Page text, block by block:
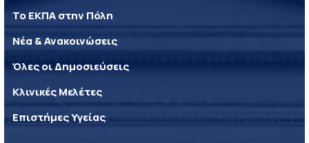
Το ΕΚΠΑ στην Πόλη
Νέα & Ανακοινώσεις
Όλες οι Δημοσιεύσεις
Κλινικές Μελέτες
Επιστήμες Υγείας